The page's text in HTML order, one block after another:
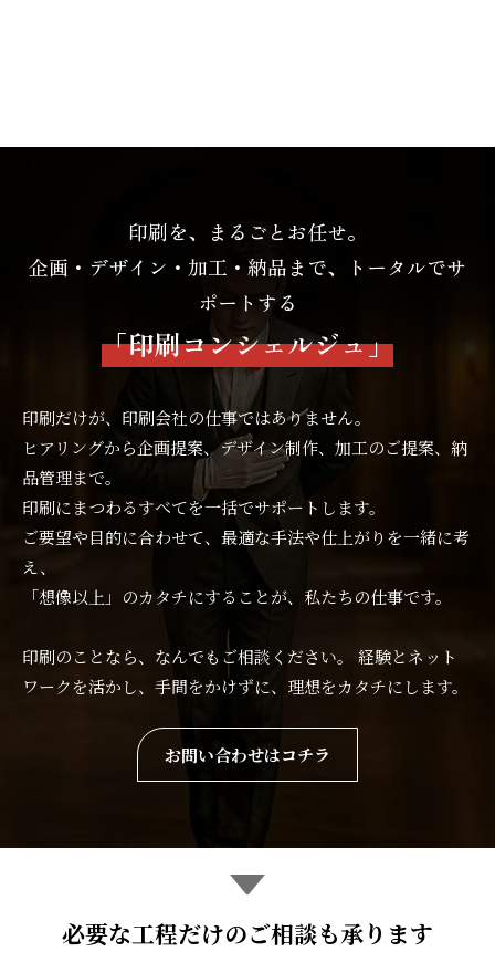
印刷を、まるごとお任せ。
企画・デザイン・加工・納品まで、トータルでサ
ポートする
「印刷コンシェルジュ」
印刷だけが、印刷会社の仕事ではありません。
ヒアリングから企画提案、デザイン制作、加工のご提案、納
品管理まで。
印刷にまつわるすべてを一括でサポートします。
ご要望や目的に合わせて、最適な手法や仕上がりを一緒に考
え、
「想像以上」のカタチにすることが、私たちの仕事です。
印刷のことなら、なんでもご相談ください。 経験とネット
ワークを活かし、手間をかけずに、理想をカタチにします。
お問い合わせはコチラ
必要な工程だけのご相談も承ります